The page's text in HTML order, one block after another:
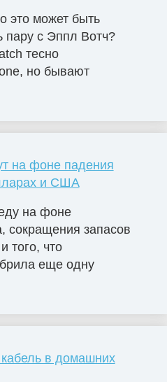
это может быть
пару с Эппл Вотч?
тесно
но бывают
на фоне падения
и США
на фоне
сокращения запасов
того, что
еще одну
кабель в домашних